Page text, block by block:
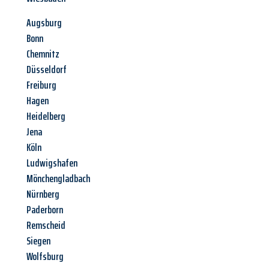
Augsburg
Bonn
Chemnitz
Düsseldorf
Freiburg
Hagen
Heidelberg
Jena
Köln
Ludwigshafen
Mönchengladbach
Nürnberg
Paderborn
Remscheid
Siegen
Wolfsburg